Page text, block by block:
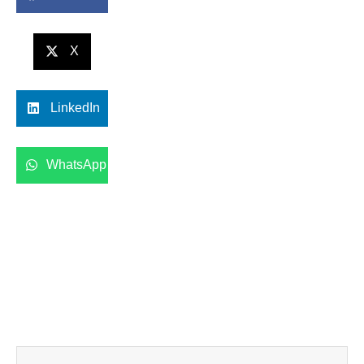
X
LinkedIn
WhatsApp